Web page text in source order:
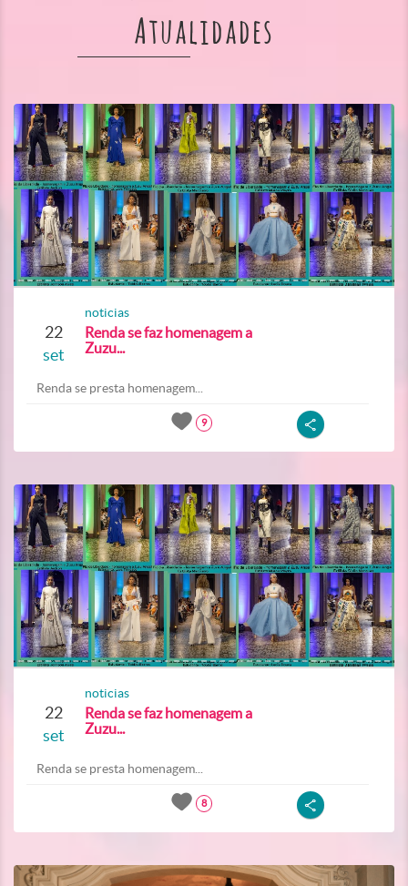
Atualidades
22
set
noticias
Renda se faz homenagem a
Zuzu...
Renda se presta homenagem...
9
22
set
noticias
Renda se faz homenagem a
Zuzu...
Renda se presta homenagem...
8